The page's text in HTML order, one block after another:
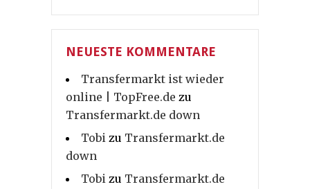
NEUESTE KOMMENTARE
Transfermarkt ist wieder
online | TopFree.de zu
Transfermarkt.de down
Tobi zu Transfermarkt.de
down
Tobi zu Transfermarkt.de